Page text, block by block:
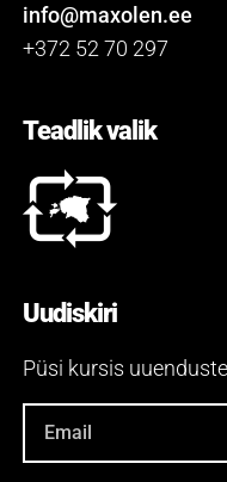
info@maxolen.ee
+372 52 70 297
Teadlik valik
Uudiskiri
Püsi kursis